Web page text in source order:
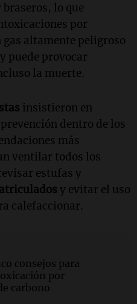
lo que
por
gas altamente peligroso
puede provocar
la muerte.
insistieron en
dentro de los
más
ventilar todos los
estufas y
y evitar el uso
calefaccionar.
consejos para
por
carbono